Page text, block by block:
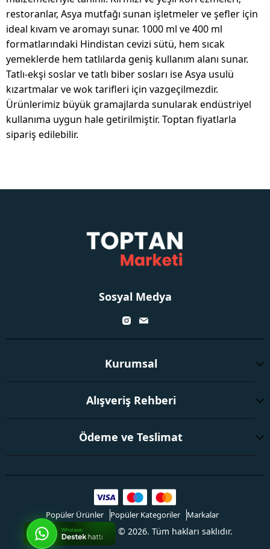
restoranlar, Asya mutfağı sunan işletmeler ve şefler için
ideal kıvam ve aromayı sunar. 1000 ml ve 400 ml
formatlarındaki Hindistan cevizi sütü, hem sıcak
yemeklerde hem tatlılarda geniş kullanım alanı sunar.
Tatlı-ekşi soslar ve tatlı biber sosları ise Asya usulü
kızartmalar ve wok tarifleri için vazgeçilmezdir.
Ürünlerimiz büyük gramajlarda sunularak endüstriyel
kullanıma uygun hale getirilmiştir. Toptan fiyatlarla
sipariş edilebilir.
Sosyal Medya
Kurumsal
Alışveriş Rehberi
Ödeme ve Teslimat
Popüler Ürünler Popüler Kategoriler Markalar
Toptanmarketi.com © 2026. Tüm hakları saklıdır.